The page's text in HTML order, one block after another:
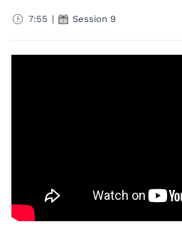
7:55 | Session 9